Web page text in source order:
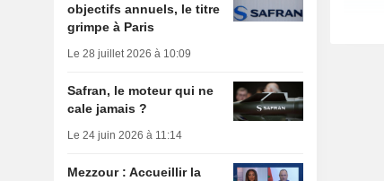
objectifs annuels, le titre
grimpe à Paris
Le 28 juillet 2026 à 10:09
Safran, le moteur qui ne
cale jamais ?
Le 24 juin 2026 à 11:14
Mezzour : Accueillir la